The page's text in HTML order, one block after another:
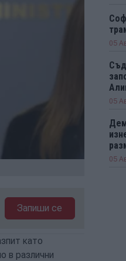
Запиши се
като
в различни
05
05
05